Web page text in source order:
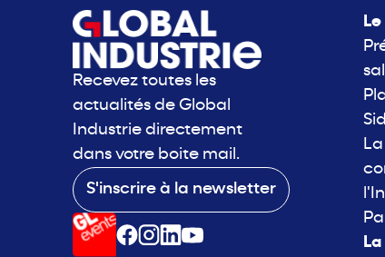
Recevez toutes les
actualités de Global
Industrie directement
dans votre boite mail.
S'inscrire à la newsletter